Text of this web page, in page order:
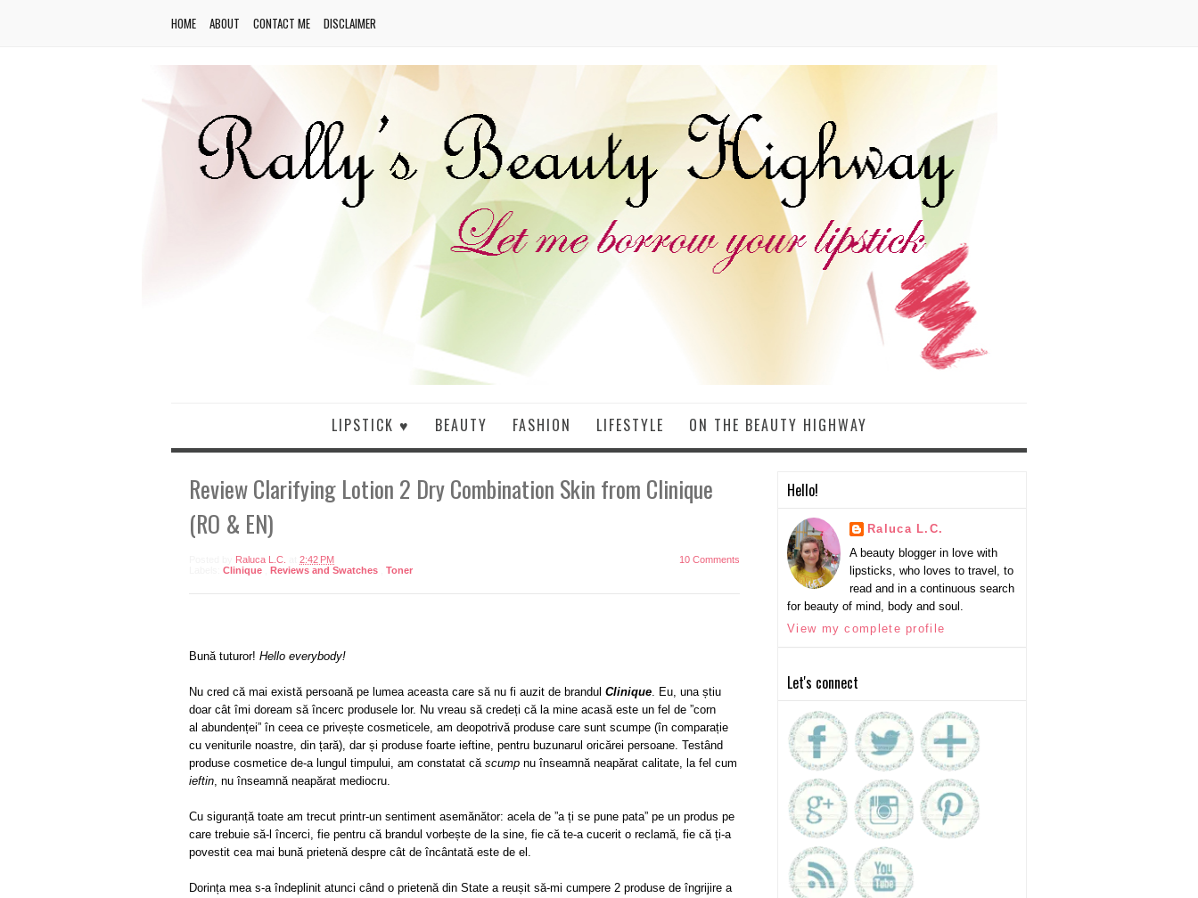
HOME ABOUT CONTACT ME DISCLAIMER
LIPSTICK ♥ BEAUTY FASHION LIFESTYLE ON THE BEAUTY HIGHWAY
Review Clarifying Lotion 2 Dry Combination Skin from Clinique
(RO & EN)
Raluca L.C. 2:42 PM
10 Comments
Clinique Reviews and Swatches Toner
Bună tuturor! Hello everybody!
Nu cred că mai există persoană pe lumea aceasta care să nu fi auzit de brandul Clinique. Eu, una știu
doar cât îmi doream să încerc produsele lor. Nu vreau să credeți că la mine acasă este un fel de ”corn
al abundenței” în ceea ce privește cosmeticele, am deopotrivă produse care sunt scumpe (în comparație
cu veniturile noastre, din țară), dar și produse foarte ieftine, pentru buzunarul oricărei persoane. Testând
produse cosmetice de-a lungul timpului, am constatat că scump nu înseamnă neapărat calitate, la fel cum
ieftin, nu înseamnă neapărat mediocru.
Cu siguranță toate am trecut printr-un sentiment asemănător: acela de ”a ți se pune pata” pe un produs pe
care trebuie să-l încerci, fie pentru că brandul vorbește de la sine, fie că te-a cucerit o reclamă, fie că ți-a
povestit cea mai bună prietenă despre cât de încântată este de el.
Dorința mea s-a îndeplinit atunci când o prietenă din State a reușit să-mi cumpere 2 produse de îngrijire a
Hello!
Raluca L.C.
A beauty blogger in love with
lipsticks, who loves to travel, to
read and in a continuous search
for beauty of mind, body and soul.
View my complete profile
Let's connect